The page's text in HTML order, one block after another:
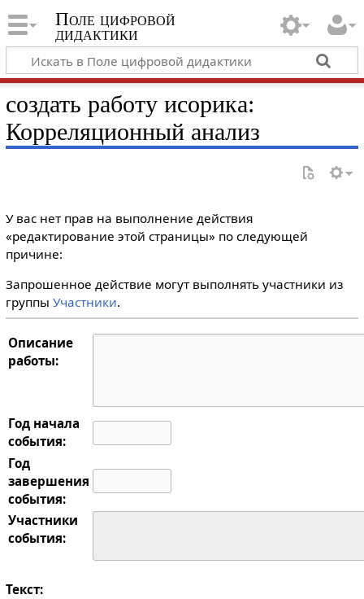
Поле цифровой
дидактики
создать работу исорика:
Корреляционный анализ
У вас нет прав на выполнение действия
«редактирование этой страницы» по следующей
причине:
Запрошенное действие могут выполнять участники из
группы Участники.
Описание
работы:
Год начала
события:
Год
завершения
события:
Участники
события:
Текст: